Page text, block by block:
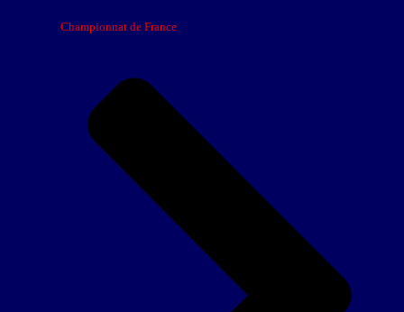
Championnat de France